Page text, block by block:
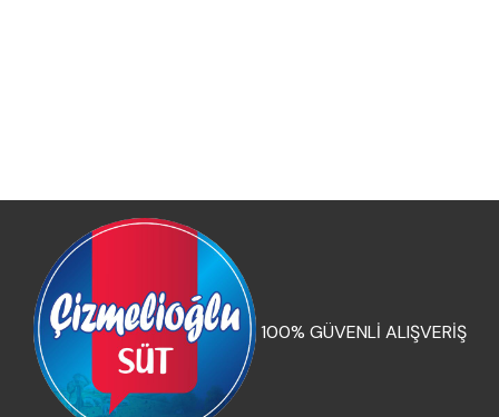
100% GÜVENLİ ALIŞVERİŞ